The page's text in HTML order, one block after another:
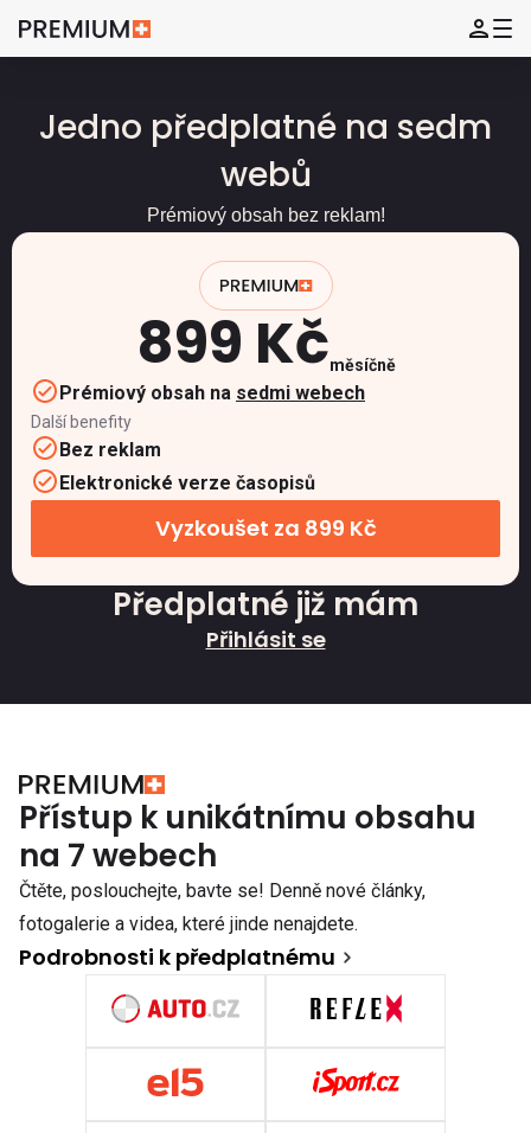
Jedno předplatné na sedm
webů
Prémiový obsah bez reklam!
899 Kčměsíčně
Prémiový obsah na sedmi webech
Další benefity
Bez reklam
Elektronické verze časopisů
Vyzkoušet za 899 Kč
Předplatné již mám
Přihlásit se
Přístup k unikátnímu obsahu
na 7 webech
Čtěte, poslouchejte, bavte se! Denně nové články,
fotogalerie a videa, které jinde nenajdete.
Podrobnosti k předplatnému